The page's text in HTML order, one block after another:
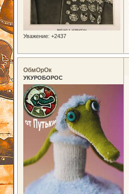
Уважение: +2437
ОбмОрОк
УКУРОБОРОС